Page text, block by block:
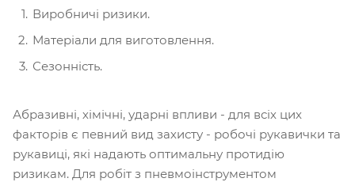
Виробничі ризики.
Матеріали для виготовлення.
Сезонність.
Абразивні, хімічні, ударні впливи - для всіх цих
факторів є певний вид захисту - робочі рукавички та
рукавиці, які надають оптимальну протидію
ризикам. Для робіт з пневмоінструментом